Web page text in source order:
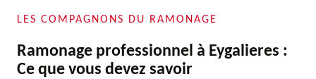
LES COMPAGNONS DU RAMONAGE
Ramonage professionnel à Eygalieres :
Ce que vous devez savoir